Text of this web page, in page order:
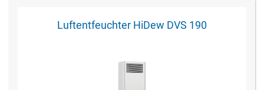
Luftentfeuchter HiDew DVS 190